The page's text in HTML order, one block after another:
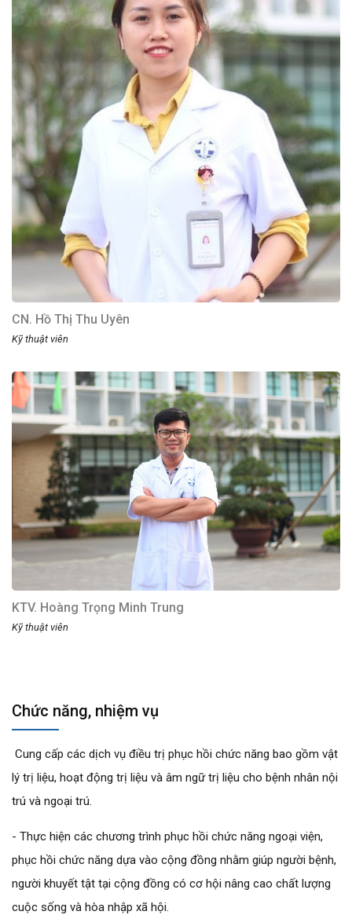
CN. Hồ Thị Thu Uyên
Kỹ thuật viên
KTV. Hoàng Trọng Minh Trung
Kỹ thuật viên
Chức năng, nhiệm vụ
Cung cấp các dịch vụ điều trị phục hồi chức năng bao gồm vật
lý trị liệu, hoạt động trị liệu và âm ngữ trị liệu cho bệnh nhân nội
trú và ngoại trú.
- Thực hiện các chương trình phục hồi chức năng ngoại viện,
phục hồi chức năng dựa vào cộng đồng nhằm giúp người bệnh,
người khuyết tật tại cộng đồng có cơ hội nâng cao chất lượng
cuộc sống và hòa nhập xã hội.